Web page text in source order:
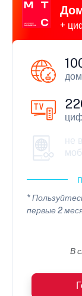
+
не
*
первые 2
В